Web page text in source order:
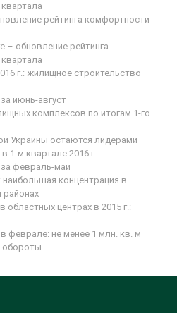
рейтинга комфортности
– обновление рейтинга
г.: жилищное строительство
июнь-август
комплексов по итогам 1-го
Украины остаются лидерами
1-м квартале 2016 г.
февраль-май
концентрация в
центрах в 2015 г.:
феврале: не менее 1 млн. кв. м
обороты